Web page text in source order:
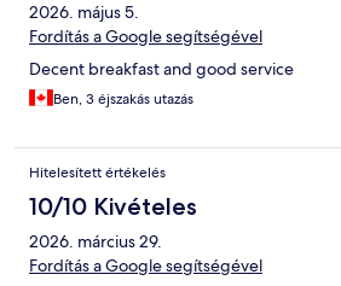
2026. május 5.
Fordítás a Google segítségével
Decent breakfast and good service
Ben, 3 éjszakás utazás
Hitelesített értékelés
10/10 Kivételes
2026. március 29.
Fordítás a Google segítségével